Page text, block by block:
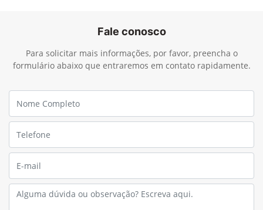
Fale conosco
Para solicitar mais informações, por favor, preencha o
formulário abaixo que entraremos em contato rapidamente.